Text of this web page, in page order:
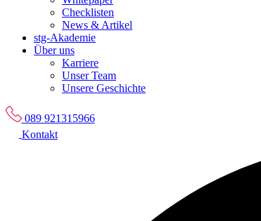
Checklisten
News & Artikel
stg-Akademie
Über uns
Karriere
Unser Team
Unsere Geschichte
089 921315966
Kontakt